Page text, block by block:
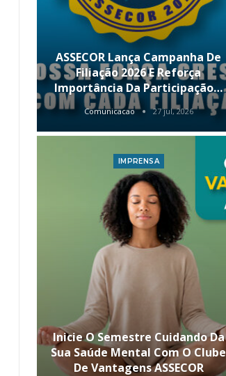
ASSECOR Lança Campanha De
Filiação 2026 E Reforça
Importância Da Participação…
Comunicacao 27 jul, 2026
IMPRENSA
Inicie O Semestre Cuidando Da
Sua Saúde Mental Com O Clube
De Vantagens ASSECOR